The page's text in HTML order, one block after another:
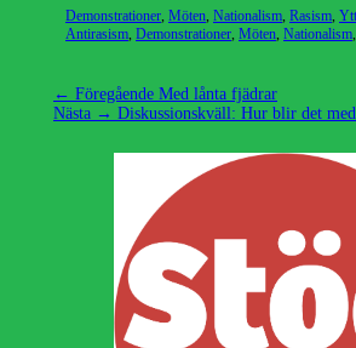
Kategorier
Demonstrationer Möten Nationalism Rasism
Antirasism Demonstrationer Möten Nationalism
Inläggsnavigering
← Föregående Föregående
inlägg:
Med lånta fjädrar
Nästa → Nästa
Diskussionskväll: Hur blir det